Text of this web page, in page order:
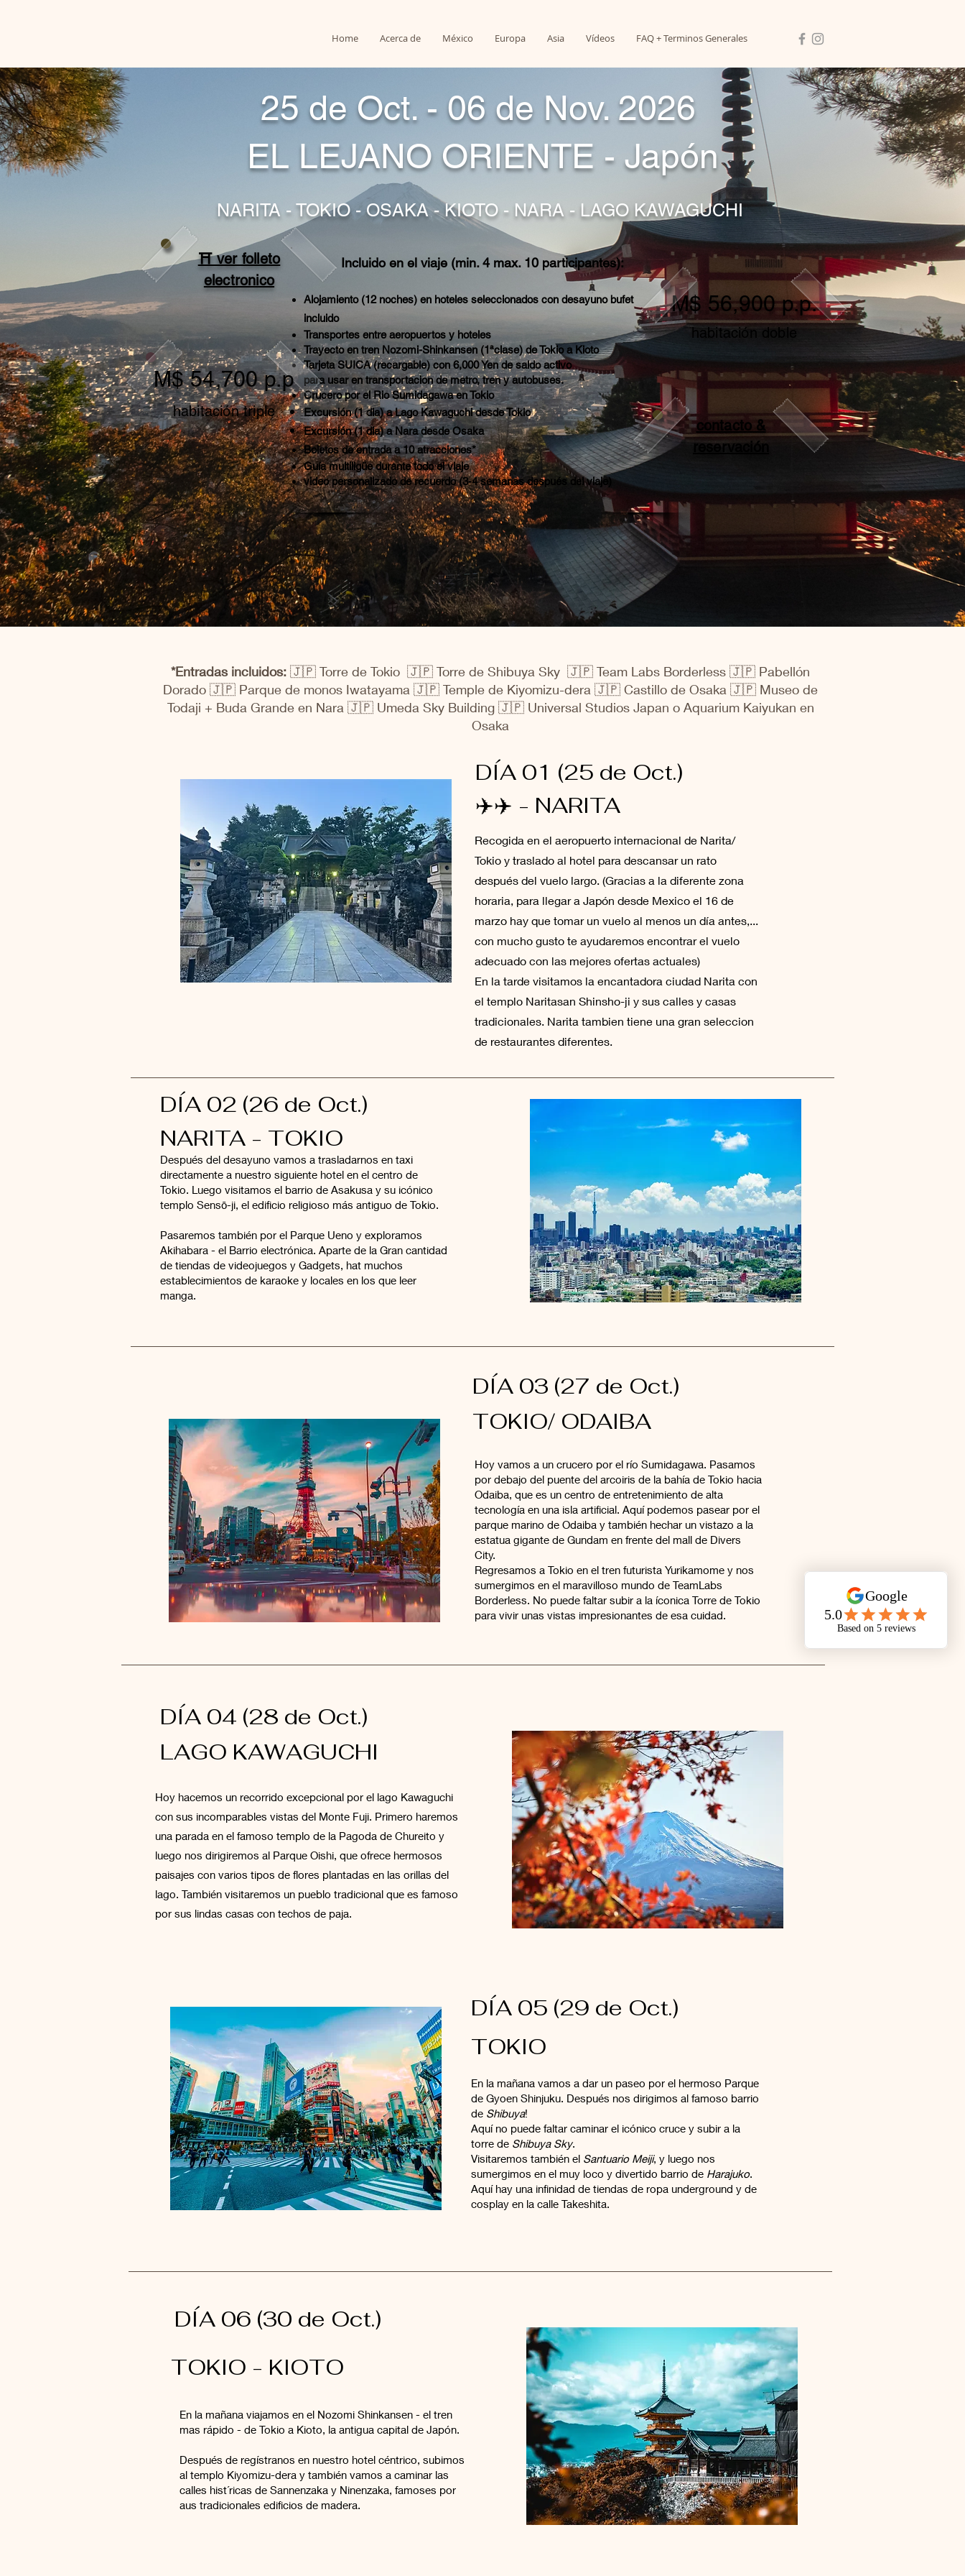
Home Acerca de México Europa Asia Vídeos FAQ + Terminos Generales
25 de Oct. - 06 de Nov. 2026
EL LEJANO ORIENTE - Japón
NARITA - TOKIO - OSAKA - KIOTO - NARA - LAGO KAWAGUCHI
Incluido en el viaje (min. 4 max. 10 participantes):
Alojamiento (12 noches) en hoteles seleccionados con desayuno bufet
incluido
Transportes entre aeropuertos y hoteles
Trayecto en tren Nozomi-Shinkansen (1ªclase) de Tokio a Kioto
Tarjeta SUICA (recargable) con 6,000 Yen de saldo activo
para usar en transportacion de metro, tren y autobuses.
Crucero por el Rio Sumidagawa en Tokio
Excursión (1 dia) a Lago Kawaguchi desde Tokio
Excursión(1 dia)a Nara desde Osaka
Boletos de entrada a 10 atracciones*
Guía multiligüe durante todo el viaje
video personalizado de recuerdo (3-4 semanas después del viaje)
M$ 56,900 p.p.
habitación doble
contacto &
reservación
⛩ ver folleto
electronico
M$ 54,700 p.p
habitación triple
*Entradas incluidos: 🇯🇵 Torre de Tokio 🇯🇵 Torre de Shibuya Sky 🇯🇵 Team Labs Borderless 🇯🇵 Pabellón
Dorado 🇯🇵 Parque de monos Iwatayama 🇯🇵 Temple de Kiyomizu-dera 🇯🇵 Castillo de Osaka 🇯🇵 Museo de
Todaji + Buda Grande en Nara 🇯🇵 Umeda Sky Building 🇯🇵 Universal Studios Japan o Aquarium Kaiyukan en
Osaka
DÍA 01 (25 de Oct.)
✈️✈️ - NARITA
Recogida en el aeropuerto internacional de Narita/
Tokio y traslado al hotel para descansar un rato
después del vuelo largo. (Gracias a la diferente zona
horaria, para llegar a Japón desde Mexico el 16 de
marzo hay que tomar un vuelo al menos un día antes,...
con mucho gusto te ayudaremos encontrar el vuelo
adecuado con las mejores ofertas actuales)
En la tarde visitamos la encantadora ciudad Narita con
el templo Naritasan Shinsho-ji y sus calles y casas
tradicionales. Narita tambien tiene una gran seleccion
de restaurantes diferentes.
DÍA 02 (26 de Oct.)
NARITA - TOKIO
Después del desayuno vamos a trasladarnos en taxi
directamente a nuestro siguiente hotel en el centro de
Tokio. Luego visitamos el barrio de Asakusa y su icónico
templo Sensō-ji, el edificio religioso más antiguo de Tokio.
Pasaremos también por el Parque Ueno y exploramos
Akihabara - el Barrio electrónica. Aparte de la Gran cantidad
de tiendas de videojuegos y Gadgets, hat muchos
establecimientos de karaoke y locales en los que leer
manga.
DÍA 03 (27 de Oct.)
TOKIO/ ODAIBA
Hoy vamos a un crucero por el río Sumidagawa. Pasamos
por debajo del puente del arcoiris de la bahía de Tokio hacia
Odaiba, que es un centro de entretenimiento de alta
tecnología en una isla artificial. Aquí podemos pasear por el
parque marino de Odaiba y también hechar un vistazo a la
estatua gigante de Gundam en frente del mall de Divers
City.
Regresamos a Tokio en el tren futurista Yurikamome y nos
sumergimos en el maravilloso mundo de TeamLabs
Borderless. No puede faltar subir a la íconica Torre de Tokio
para vivir unas vistas impresionantes de esa cuidad.
DÍA 04 (28 de Oct.)
LAGO KAWAGUCHI
Hoy hacemos un recorrido excepcional por el lago Kawaguchi
con sus incomparables vistas del Monte Fuji. Primero haremos
una parada en el famoso templo de la Pagoda de Chureito y
luego nos dirigiremos al Parque Oishi, que ofrece hermosos
paisajes con varios tipos de flores plantadas en las orillas del
lago. También visitaremos un pueblo tradicional que es famoso
por sus lindas casas con techos de paja.
DÍA 05 (29 de Oct.)
TOKIO
En la mañana vamos a dar un paseo por el hermoso Parque
de Gyoen Shinjuku. Después nos dirigimos al famoso barrio
de Shibuya!
Aquí no puede faltar caminar el icónico cruce y subir a la
torre de Shibuya Sky.
Visitaremos también el Santuario Meiji, y luego nos
sumergimos en el muy loco y divertido barrio de Harajuko.
Aquí hay una infinidad de tiendas de ropa underground y de
cosplay en la calle Takeshita.
DÍA 06 (30 de Oct.)
TOKIO - KIOTO
En la mañana viajamos en el Nozomi Shinkansen - el tren
mas rápido - de Tokio a Kioto, la antigua capital de Japón.
Después de regístranos en nuestro hotel céntrico, subimos
al templo Kiyomizu-dera y también vamos a caminar las
calles hist´ricas de Sannenzaka y Ninenzaka, famoses por
aus tradicionales edificios de madera.